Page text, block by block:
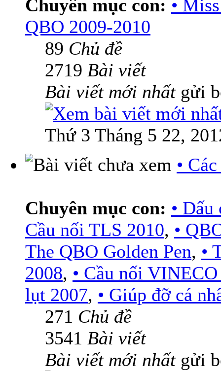
Chuyên mục con: •
QBO 2009-2010
89 Chủ đề
2719 Bài viết
Bài viết mới nhấtgửi
Thứ 3 Tháng 5 22,
•
Chuyên mục con: •
Cầu nối TLS 2010, •
The QBO Golden Pen, •
2008, • Cầu nối
lụt 2007, • Giúp đỡ cá
271 Chủ đề
3541 Bài viết
Bài viết mới nhấtgửi